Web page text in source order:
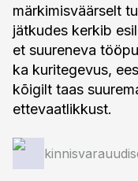
märkimisväärselt
jätkudes kerkib
et suureneva
ka kuritegevus,
kõigilt taas
ettevaatlikkust.